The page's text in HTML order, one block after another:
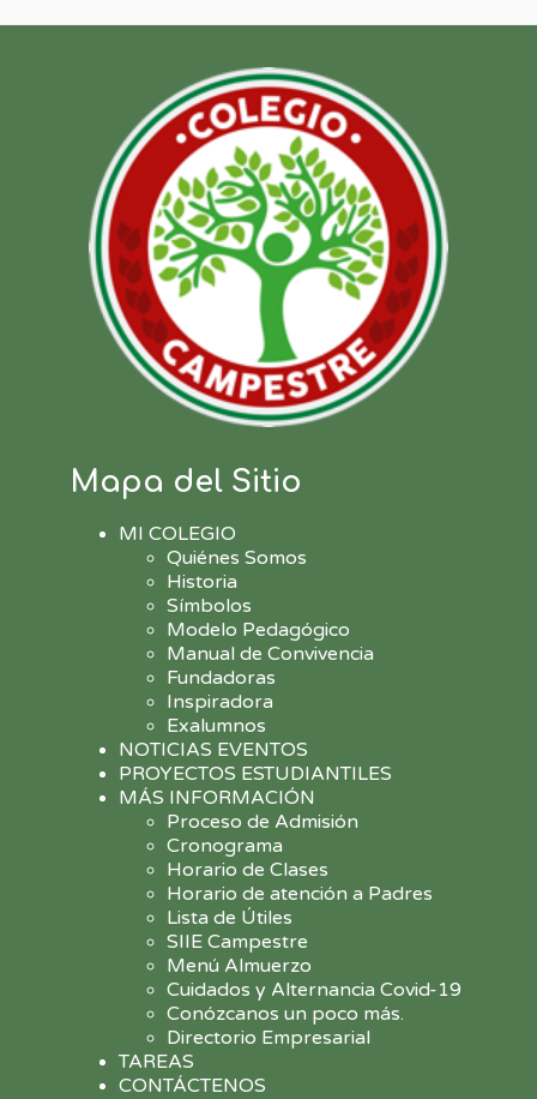
Mapa del Sitio
MI COLEGIO
Quiénes Somos
Historia
Símbolos
Modelo Pedagógico
Manual de Convivencia
Fundadoras
Inspiradora
Exalumnos
NOTICIAS EVENTOS
PROYECTOS ESTUDIANTILES
MÁS INFORMACIÓN
Proceso de Admisión
Cronograma
Horario de Clases
Horario de atención a Padres
Lista de Útiles
SIIE Campestre
Menú Almuerzo
Cuidados y Alternancia Covid-19
Conózcanos un poco más.
Directorio Empresarial
TAREAS
CONTÁCTENOS